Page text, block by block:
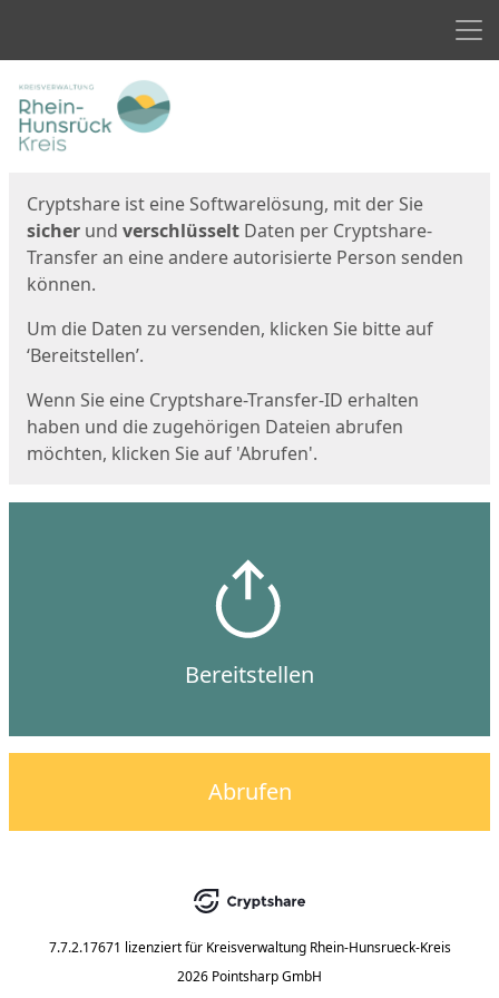
Start
Cryptshare ist eine Softwarelösung, mit der Sie
sicher und verschlüsselt Daten per Cryptshare-
Transfer an eine andere autorisierte Person senden
können.
Um die Daten zu versenden, klicken Sie bitte auf
‘Bereitstellen’.
Wenn Sie eine Cryptshare-Transfer-ID erhalten
haben und die zugehörigen Dateien abrufen
möchten, klicken Sie auf 'Abrufen'.
Bereitstellen
Abrufen
7.7.2.17671 lizenziert für Kreisverwaltung Rhein-Hunsrueck-Kreis
2026 Pointsharp GmbH